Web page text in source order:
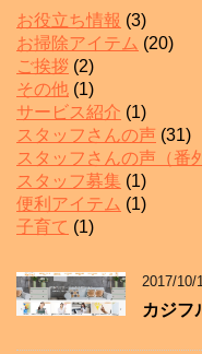
お役立ち情報 (3)
お掃除アイテム (20)
ご挨拶 (2)
その他 (1)
サービス紹介 (1)
スタッフさんの声 (31)
スタッフさんの声（番
スタッフ募集 (1)
便利アイテム (1)
子育て (1)
2017/10/
カジフ